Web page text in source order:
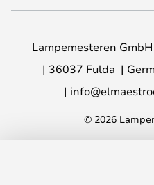
Lampemesteren GmbH
36037 Fulda
© 2026